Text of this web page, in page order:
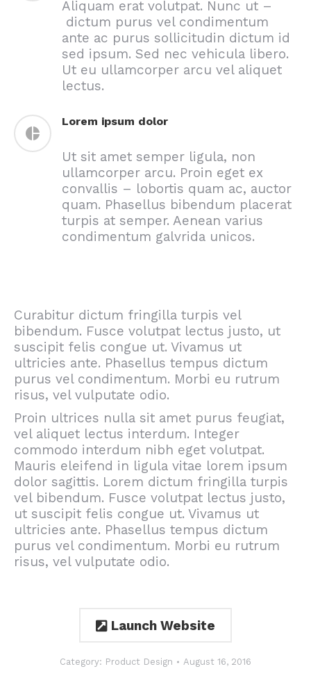
Aliquam erat volutpat. Nunc ut –
dictum purus vel condimentum
ante ac purus sollicitudin dictum id
sed ipsum. Sed nec vehicula libero.
Ut eu ullamcorper arcu vel aliquet
lectus.
Lorem ipsum dolor
Ut sit amet semper ligula, non
ullamcorper arcu. Proin eget ex
convallis – lobortis quam ac, auctor
quam. Phasellus bibendum placerat
turpis at semper. Aenean varius
condimentum galvrida unicos.
Curabitur dictum fringilla turpis vel
bibendum. Fusce volutpat lectus justo, ut
suscipit felis congue ut. Vivamus ut
ultricies ante. Phasellus tempus dictum
purus vel condimentum. Morbi eu rutrum
risus, vel vulputate odio.
Proin ultrices nulla sit amet purus feugiat,
vel aliquet lectus interdum. Integer
commodo interdum nibh eget volutpat.
Mauris eleifend in ligula vitae lorem ipsum
dolor sagittis. Lorem dictum fringilla turpis
vel bibendum. Fusce volutpat lectus justo,
ut suscipit felis congue ut. Vivamus ut
ultricies ante. Phasellus tempus dictum
purus vel condimentum. Morbi eu rutrum
risus, vel vulputate odio.
Launch Website
Category: Product Design August 16, 2016